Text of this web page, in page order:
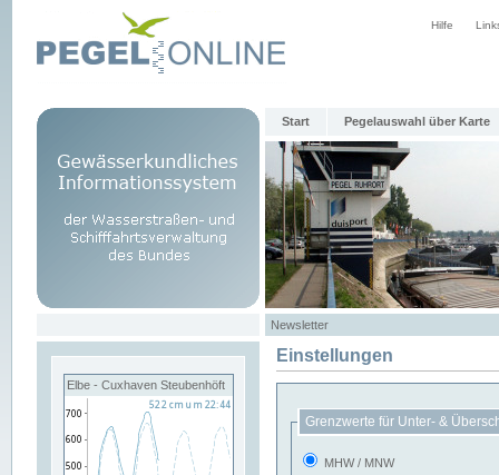
Hilfe
Start Pegelauswahl über Karte
Newsletter
Elbe - Cuxhaven Steubenhöft
Einstellungen
Grenzwerte für Unter- &
MHW / MNW